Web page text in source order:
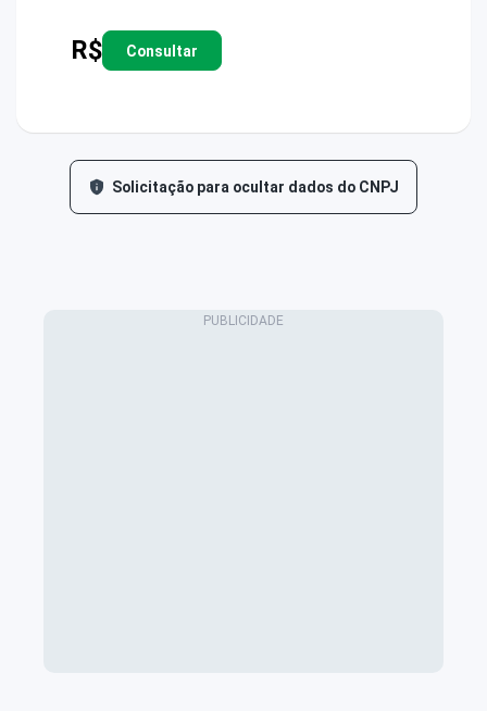
R$ Consultar
Solicitação para ocultar dados do CNPJ